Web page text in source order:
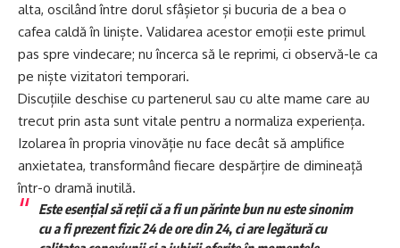
alta, oscilând între dorul sfâșietor și bucuria de a bea o
cafea caldă în liniște. Validarea acestor emoții este primul
pas spre vindecare; nu încerca să le reprimi, ci observă-le ca
pe niște vizitatori temporari.
Discuțiile deschise cu partenerul sau cu alte mame care au
trecut prin asta sunt vitale pentru a normaliza experiența.
Izolarea în propria vinovăție nu face decât să amplifice
anxietatea, transformând fiecare despărțire de dimineață
într-o dramă inutilă.
Este esențial să reții că a fi un părinte bun nu este sinonim
cu a fi prezent fizic 24 de ore din 24, ci are legătură cu